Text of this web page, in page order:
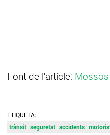
Font de l'article:
ETIQUETA:
trànsit seguretat accidents